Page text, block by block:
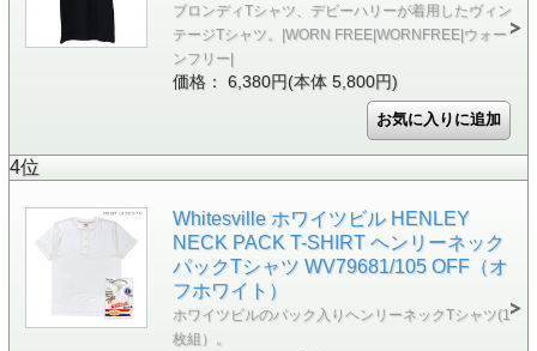
ブロンディTシャツ、デビーハリーが着用したヴィン
テージTシャツ。|WORN FREE|WORNFREE|ウォー
ンフリー|
価格： 6,380円(本体 5,800円)
4位
Whitesville ホワイツビル HENLEY
NECK PACK T-SHIRT ヘンリーネック
パックTシャツ WV79681/105 OFF（オ
フホワイト）
ホワイツビルのパック入りヘンリーネックTシャツ(1
枚組）。